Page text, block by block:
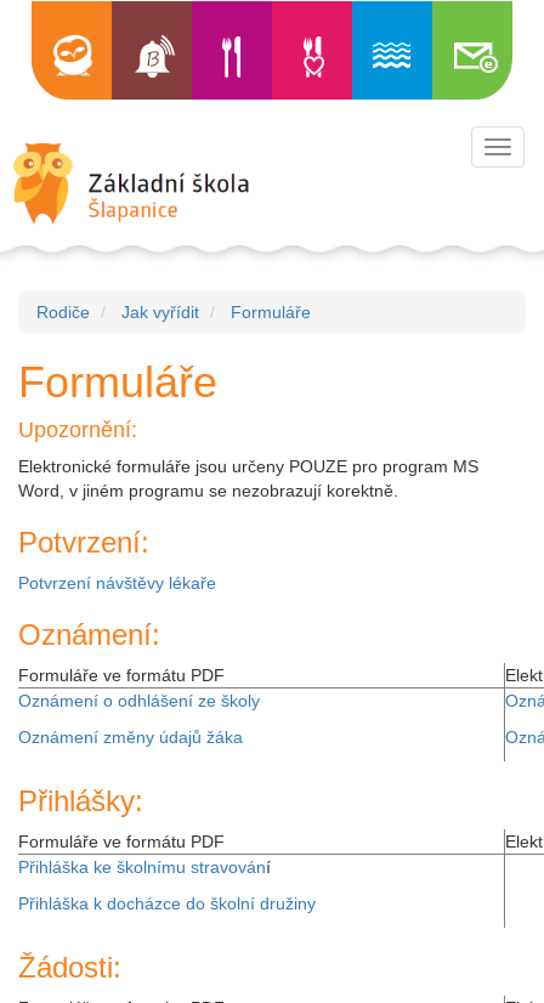
Rodiče Jak vyřídit Formuláře
Formuláře
Upozornění:
Elektronické formuláře jsou určeny POUZE pro program MS
Word, v jiném programu se nezobrazují korektně.
Potvrzení:
Potvrzení návštěvy lékaře
Oznámení:
Formuláře ve formátu PDF
Oznámení o odhlášení ze školy
Oznámení změny údajů žáka
Přihlášky:
Formuláře ve formátu PDF
Přihláška ke školnímu stravování
Přihláška k docházce do školní družiny
Žádosti: